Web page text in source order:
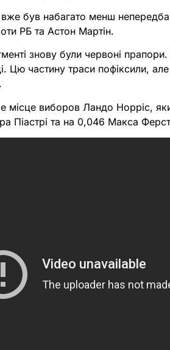
був набагато менш
РБ та Астон Мартін.
знову були червоні
Цю частину траси пофіксили,
місце виборов Ландо Норріс,
Піастрі та на 0,046 Макса